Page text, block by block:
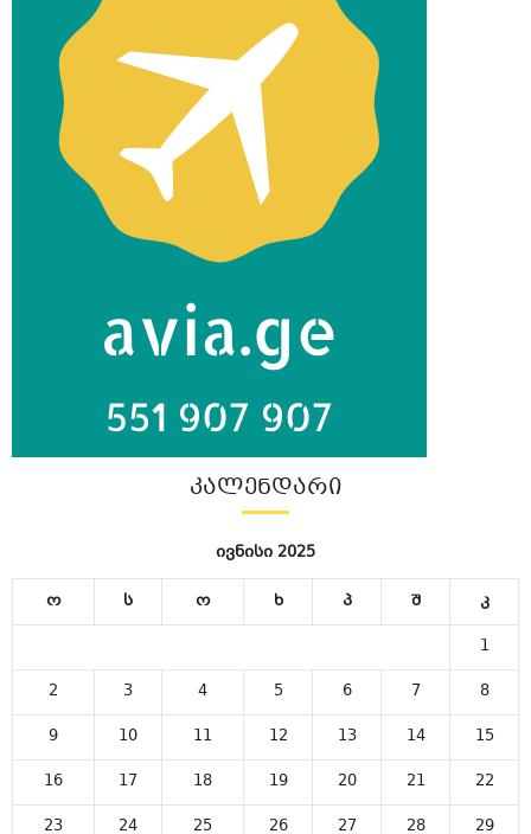
ᲙᲐᲚᲔᲜᲓᲐᲠᲘ
ივნისი 2025
ო ს ო ხ პ შ
კ
1
2
3 4 5 6 7
8
9
10 11 12 13 14
15
16
17 18 19 20 21
22
23
24 25 26 27 28 29